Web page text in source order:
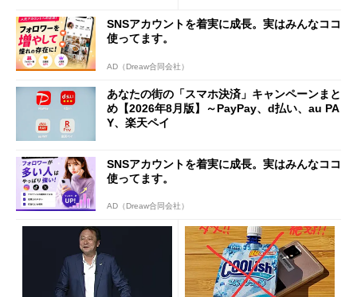
SNSアカウントを着実に成長。実はみんなココ
使ってます。
AD（Dreaw合同会社）
あなたの街の「スマホ決済」キャンペーンまと
め【2026年8月版】～PayPay、d払い、au PA
Y、楽天ペイ
SNSアカウントを着実に成長。実はみんなココ
使ってます。
AD（Dreaw合同会社）